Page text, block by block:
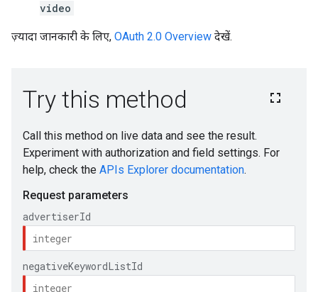
video
ज़्यादा जानकारी के लिए, OAuth 2.0 Overview देखें.